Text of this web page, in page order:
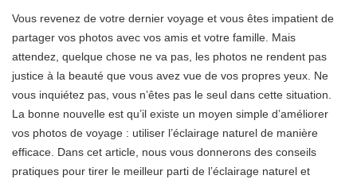
Vous revenez de votre dernier voyage et vous êtes impatient de
partager vos photos avec vos amis et votre famille. Mais
attendez, quelque chose ne va pas, les photos ne rendent pas
justice à la beauté que vous avez vue de vos propres yeux. Ne
vous inquiétez pas, vous n’êtes pas le seul dans cette situation.
La bonne nouvelle est qu’il existe un moyen simple d’améliorer
vos photos de voyage : utiliser l’éclairage naturel de manière
efficace. Dans cet article, nous vous donnerons des conseils
pratiques pour tirer le meilleur parti de l’éclairage naturel et